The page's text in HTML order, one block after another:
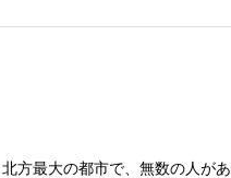
方最大の都市で、無数の人があ